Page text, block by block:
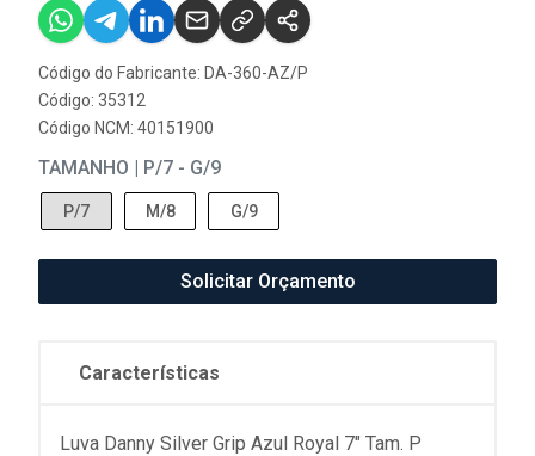
Código do Fabricante: DA-360-AZ/P
Código: 35312
Código NCM: 40151900
TAMANHO | P/7 - G/9
P/7 M/8 G/9
Solicitar Orçamento
Características
Luva Danny Silver Grip Azul Royal 7" Tam. P